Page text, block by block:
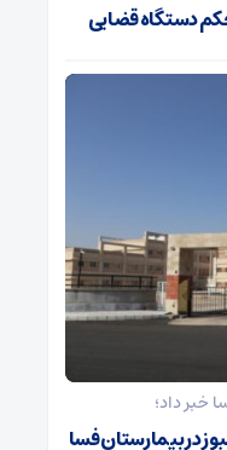
دستگاه قضایی
خبر داد؛
در بیمارستان فسا